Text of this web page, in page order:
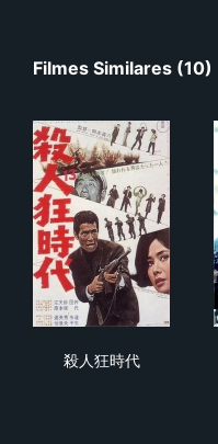
Filmes Similares (10)
殺人狂時代